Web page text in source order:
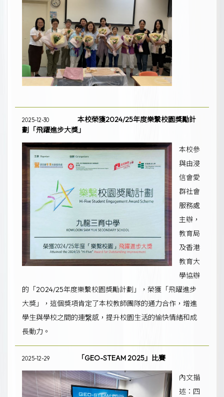
2025-12-30
本校榮獲2024/25年度樂繫校園獎勵計
劃「飛躍進步大獎」
本校參
與由浸
信會愛
群社會
服務處
主辦，
教育局
及香港
教育大
學協辦
的「2024/25年度樂繫校園獎勵計劃」，榮獲「飛躍進步
大獎」，這個獎項肯定了本校教師團隊的通力合作，增進
學生與學校之間的連繋感，提升校園生活的愉快情緒和成
長動力。
2025-12-29 「GEO-STEAM 2025」比賽
內文描
述：四